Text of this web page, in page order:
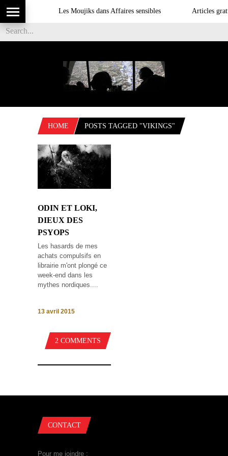
Les Moujiks dans Affaires sensibles Articles
HOME POSTS TAGGED "VIKINGS"
ODIN ET LOKI,
DIEUX DES
PSYOPS
Les hasards de mes
achats compulsifs en
librairie m'ont plongé ce
week-end dans les
mythes nordiques....
13 avril 2015
2 COMMENTS
CONTACT
Pour me joindre :